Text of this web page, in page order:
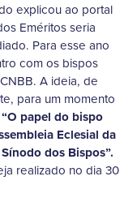
explicou ao portal
Eméritos seria
Para esse ano
com os bispos
A ideia, de
para um momento
“O papel do bispo
Eclesial da
dos Bispos”.
realizado no dia 30